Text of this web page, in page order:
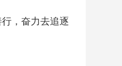
行 ，奋力去追逐